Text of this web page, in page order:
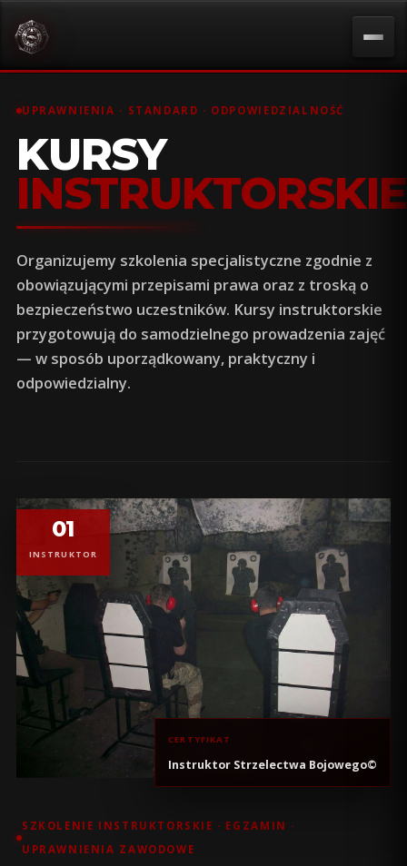
UPRAWNIENIA · STANDARD · ODPOWIEDZIALNOŚĆ
KURSY
INSTRUKTORSKIE
Organizujemy szkolenia specjalistyczne zgodnie z
obowiązującymi przepisami prawa oraz z troską o
bezpieczeństwo uczestników. Kursy instruktorskie
przygotowują do samodzielnego prowadzenia zajęć
— w sposób uporządkowany, praktyczny i
odpowiedzialny.
01
INSTRUKTOR
CERTYFIKAT
Instruktor Strzelectwa Bojowego©
SZKOLENIE INSTRUKTORSKIE · EGZAMIN ·
UPRAWNIENIA ZAWODOWE